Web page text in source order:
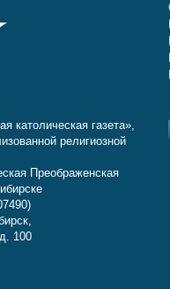
католическая газета»,
религиозной
Преображенская
100